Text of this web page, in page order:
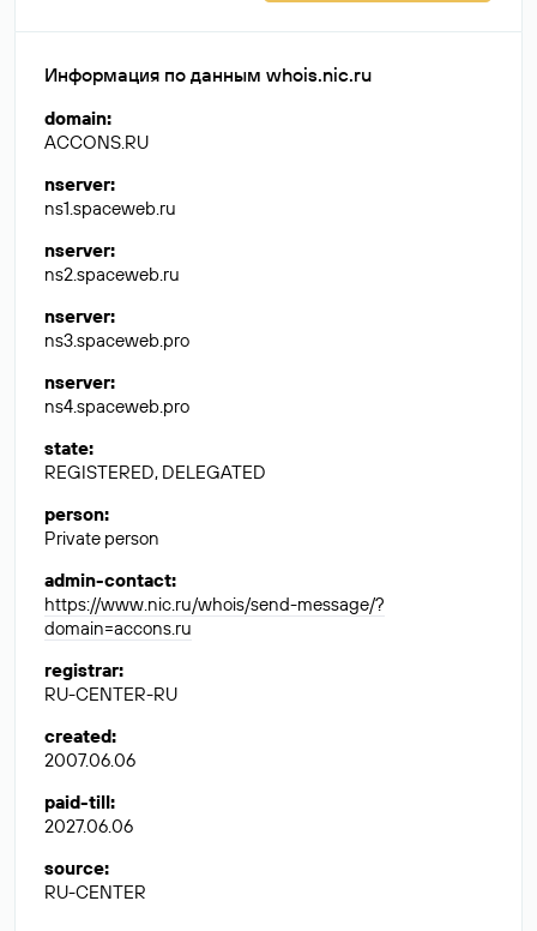
Информация по данным whois.nic.ru
domain:
ACCONS.RU
nserver:
ns1.spaceweb.ru
nserver:
ns2.spaceweb.ru
nserver:
ns3.spaceweb.pro
nserver:
ns4.spaceweb.pro
state:
REGISTERED, DELEGATED
person:
Private person
admin-contact:
https://www.nic.ru/whois/send-message/?
domain=accons.ru
registrar:
RU-CENTER-RU
created:
2007.06.06
paid-till:
2027.06.06
source:
RU-CENTER